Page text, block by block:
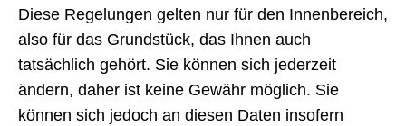
Diese Regelungen gelten nur für den Innenbereich,
also für das Grundstück, das Ihnen auch
tatsächlich gehört. Sie können sich jederzeit
ändern, daher ist keine Gewähr möglich. Sie
können sich jedoch an diesen Daten insofern